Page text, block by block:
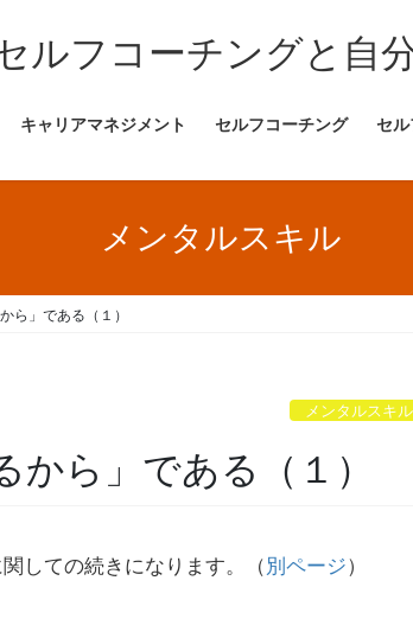
ルフコーチングと自
キャリアマネジメント セルフコーチング セル
メンタルスキル
ら」である（１）
メンタルスキル
ら」である（１）
しての続きになります。（ 別ページ）